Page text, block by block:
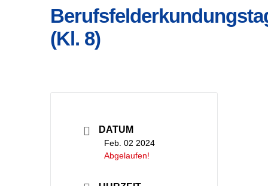
(Kl. 8)
DATUM
Feb. 02 2024
Abgelaufen!